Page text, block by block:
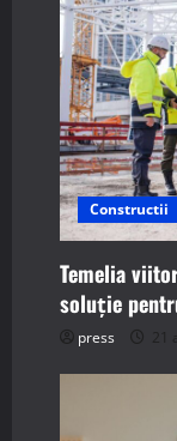
i
g
a
t
i
o
n
Constructii
Temelia
soluție
press 21